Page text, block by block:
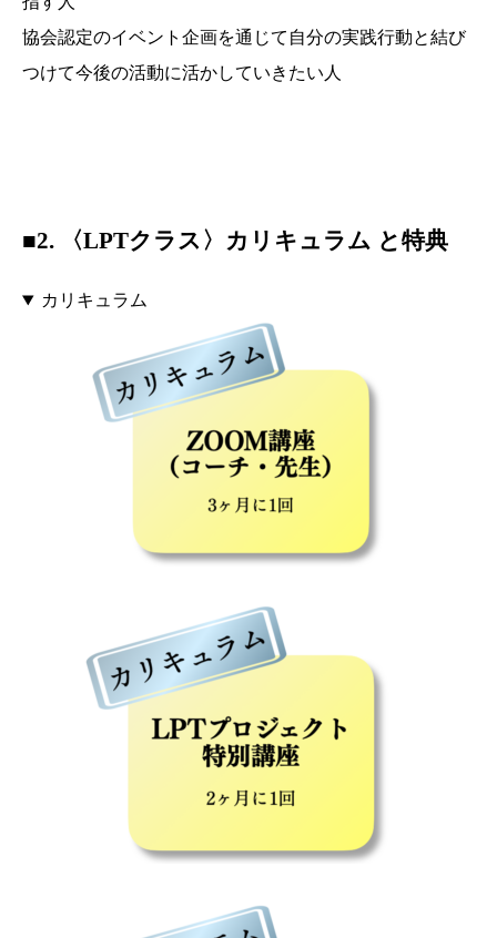
協会認定のイベント企画を通じて自分の実践行動と結び
つけて今後の活動に活かしていきたい人
■2. 〈LPTクラス〉カリキュラム と特典
カリキュラム